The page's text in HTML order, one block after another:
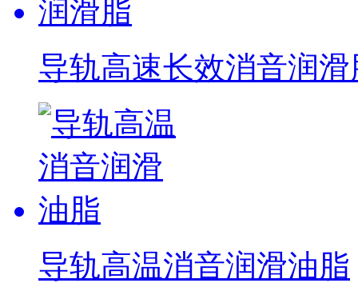
导轨高速长效消音润滑
导轨高温消音润滑油脂